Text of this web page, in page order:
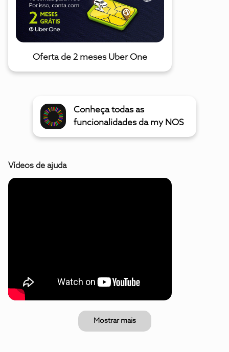
Oferta de 2 meses Uber One
Conheça todas as
funcionalidades da my NOS
Vídeos de ajuda
Mostrar mais